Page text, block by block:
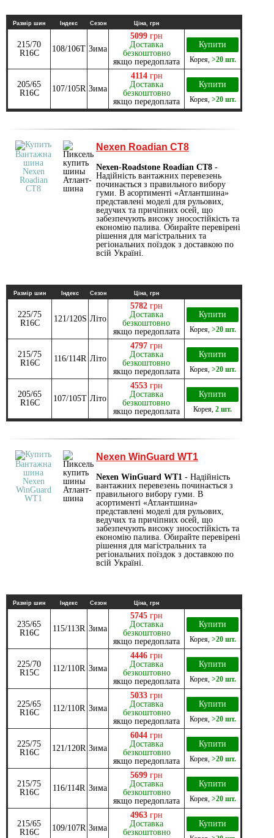
Размір шин Індекс Сезон Ціна, грн
215/70
R16C
108/106T Зима
5099 грн
Доставка
безкоштовно
якщо передоплата
Купити
Корея, >20 шт.
205/65
R16C
107/105R Зима
4114 грн
Доставка
безкоштовно
якщо передоплата
Купити
Корея, >20 шт.
Nexen Roadian CT8
Nexen-Roadstone Roadian CT8 -
Надійність вантажних перевезень
починається з правильного вибору
гуми. В асортименті «Атлантшина»
представлені моделі для рульових,
ведучих та причіпних осей, що
забезпечують високу зносостійкість та
економію палива. Обирайте перевірені
рішення для магістральних та
регіональних поїздок з доставкою по
всій Україні.
Размір шин Індекс Сезон Ціна, грн
225/75
R16C
121/120S Літо
5782 грн
Доставка
безкоштовно
якщо передоплата
Купити
Корея, >20 шт.
215/75
R16C
116/114R Літо
4797 грн
Доставка
безкоштовно
якщо передоплата
Купити
Корея, >20 шт.
205/65
R16C
107/105T Літо
4553 грн
Доставка
безкоштовно
якщо передоплата
Купити
Корея 2 шт.
Nexen WinGuard WT1
Nexen WinGuard WT1 - Надійність
вантажних перевезень починається з
правильного вибору гуми. В
асортименті «Атлантшина»
представлені моделі для рульових,
ведучих та причіпних осей, що
забезпечують високу зносостійкість та
економію палива. Обирайте перевірені
рішення для магістральних та
регіональних поїздок з доставкою по
всій Україні.
Размір шин Індекс Сезон Ціна, грн
235/65
R16C
115/113R Зима
5745 грн
Доставка
безкоштовно
якщо передоплата
Купити
Корея, >20 шт.
225/70
R15C
112/110R Зима
4446 грн
Доставка
безкоштовно
якщо передоплата
Купити
Корея, >20 шт.
225/65
R16C
112/110R Зима
5033 грн
Доставка
безкоштовно
якщо передоплата
Купити
Корея, >20 шт.
225/75
R16C
121/120R Зима
6044 грн
Доставка
безкоштовно
якщо передоплата
Купити
Корея, >20 шт.
215/75
R16C
116/114R Зима
5699 грн
Доставка
безкоштовно
якщо передоплата
Купити
Корея, >20 шт.
215/65
R16C
109/107R Зима
4963 грн
Доставка
безкоштовно
Купити